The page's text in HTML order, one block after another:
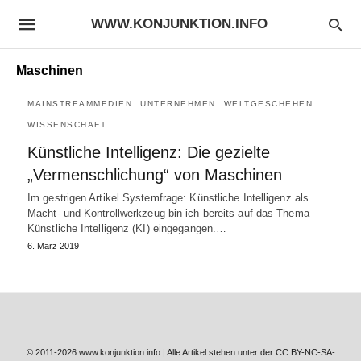
WWW.KONJUNKTION.INFO
Maschinen
MAINSTREAMMEDIEN UNTERNEHMEN WELTGESCHEHEN
WISSENSCHAFT
Künstliche Intelligenz: Die gezielte
„Vermenschlichung“ von Maschinen
Im gestrigen Artikel Systemfrage: Künstliche Intelligenz als
Macht- und Kontrollwerkzeug bin ich bereits auf das Thema
Künstliche Intelligenz (KI) eingegangen.…
6. März 2019
© 2011-2026 www.konjunktion.info | Alle Artikel stehen unter der CC BY-NC-SA-